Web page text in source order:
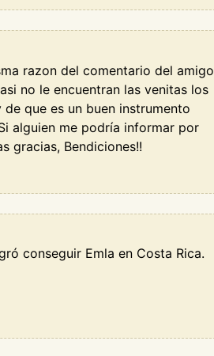
razon del comentario del amigo
no le encuentran las venitas los
que es un buen instrumento
alguien me podría informar por
gracias, Bendiciones!!
conseguir Emla en Costa Rica.